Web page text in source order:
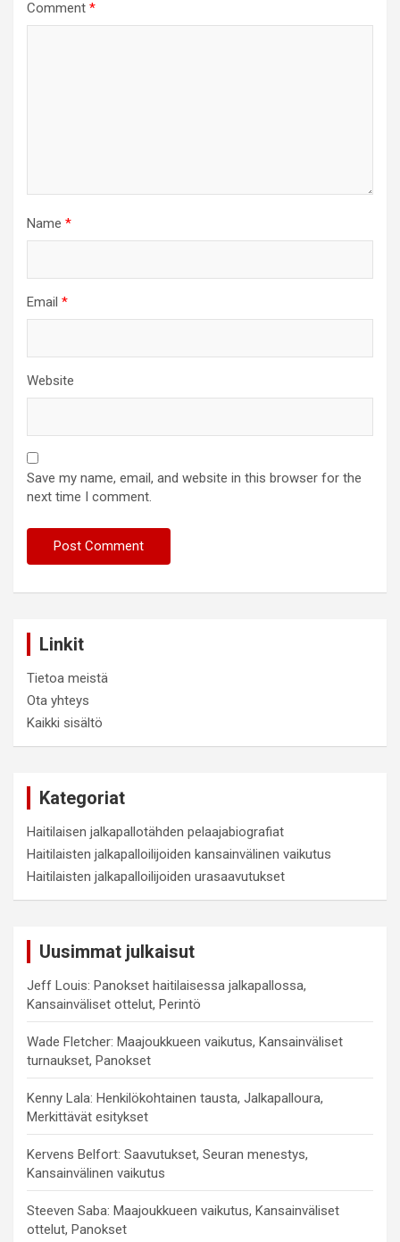
Comment *
Name *
Email *
Website
Save my name, email, and website in this browser for the
next time I comment.
Linkit
Tietoa meistä
Ota yhteys
Kaikki sisältö
Kategoriat
Haitilaisen jalkapallotähden pelaajabiografiat
Haitilaisten jalkapalloilijoiden kansainvälinen vaikutus
Haitilaisten jalkapalloilijoiden urasaavutukset
Uusimmat julkaisut
Jeff Louis: Panokset haitilaisessa jalkapallossa,
Kansainväliset ottelut, Perintö
Wade Fletcher: Maajoukkueen vaikutus, Kansainväliset
turnaukset, Panokset
Kenny Lala: Henkilökohtainen tausta, Jalkapalloura,
Merkittävät esitykset
Kervens Belfort: Saavutukset, Seuran menestys,
Kansainvälinen vaikutus
Steeven Saba: Maajoukkueen vaikutus, Kansainväliset
ottelut, Panokset